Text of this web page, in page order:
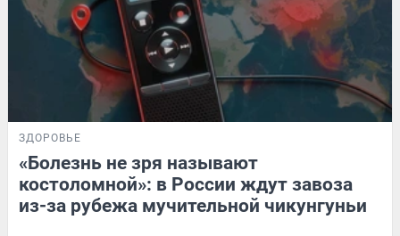
ЗДОРОВЬЕ
«Болезнь не зря называют
костоломной»: в России ждут завоза
из-за рубежа мучительной чикунгуньи